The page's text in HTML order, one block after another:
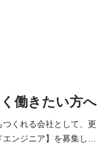
働きたい方へ
くれる会社として、更
ンジニア】を募集しま